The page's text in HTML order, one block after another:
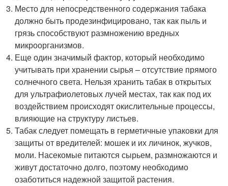
Место для непосредственного содержания табака
должно быть продезинфицировано, так как пыль и
грязь способствуют размножению вредных
микроорганизмов.
Еще один значимый фактор, который необходимо
учитывать при хранении сырья – отсутствие прямого
солнечного света. Нельзя хранить табак в открытых
для ультрафиолетовых лучей местах, так как под их
воздействием происходят окислительные процессы,
влияющие на структуру листьев.
Табак следует помещать в герметичные упаковки для
защиты от вредителей: мошек и их личинок, жучков,
моли. Насекомые питаются сырьем, размножаются и
живут достаточно долго, поэтому необходимо
озаботиться надежной защитой растения.